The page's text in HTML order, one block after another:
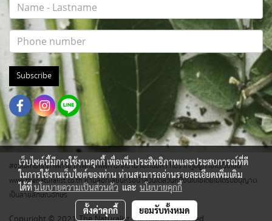
Subscribe
สงวนสิทธิ์ทุกภาพถ่าย ภาพกราฟฟิค บทความ และเนื้อหา ที่ปรากฎอยู่ภายใต้เว็บไซต์
www.thenaturalist.co.th ห้ามลอกเลียนหรือนำส่วนใดส่วนหนึ่งนี้ไปใช้โดยไม่ได้รับอนุญาต
เป็นลายลักษณ์อักษร
เว็บไซต์นี้มีการใช้งานคุกกี้ เพื่อเพิ่มประสิทธิภาพและประสบการณ์ที่ดี
ในการใช้งานเว็บไซต์ของท่าน ท่านสามารถอ่านรายละเอียดเพิ่มเติม
ได้ที่นโยบายความเป็นส่วนตัว และ นโยบายคุกกี้
ตั้งค่าคุกกี้ ยอมรับทั้งหมด